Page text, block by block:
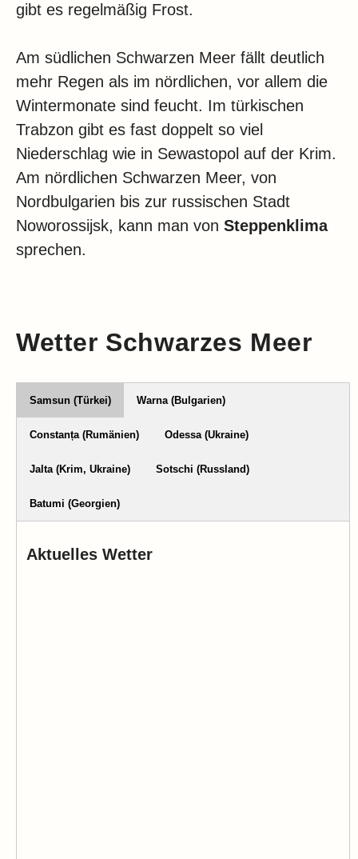
gibt es regelmäßig Frost.
Am südlichen Schwarzen Meer fällt deutlich
mehr Regen als im nördlichen, vor allem die
Wintermonate sind feucht. Im türkischen
Trabzon gibt es fast doppelt so viel
Niederschlag wie in Sewastopol auf der Krim.
Am nördlichen Schwarzen Meer, von
Nordbulgarien bis zur russischen Stadt
Noworossijsk, kann man von Steppenklima
sprechen.
Wetter Schwarzes Meer
Samsun (Türkei) Warna (Bulgarien)
Constanța (Rumänien) Odessa (Ukraine)
Jalta (Krim, Ukraine) Sotschi (Russland)
Batumi (Georgien)
Aktuelles Wetter